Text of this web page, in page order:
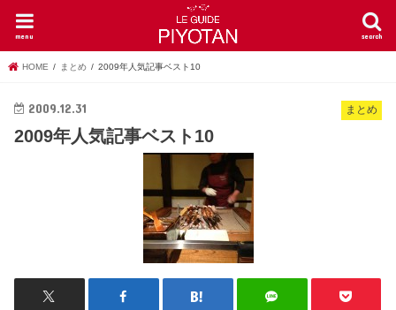
search
menu
HOME まとめ 2009年人気記事ベスト10
まとめ
2009.12.31
2009年人気記事ベスト10